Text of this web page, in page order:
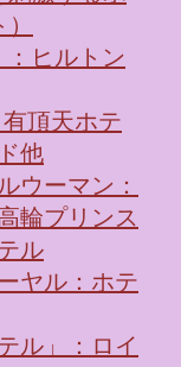
ヒルトン
頂天ホテ
他
ウーマン：
輪プリンス
ル
ヤル：ホテ
ル」：ロイ